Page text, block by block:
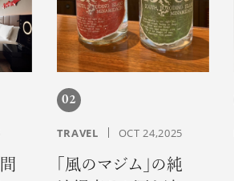
02
TRAVEL OCT 24,2025
「風のマジム」の純